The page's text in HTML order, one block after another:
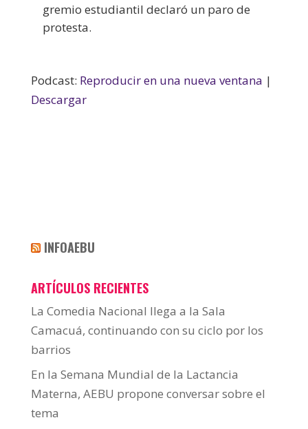
gremio estudiantil declaró un paro de
protesta.
Podcast: Reproducir en una nueva ventana |
Descargar
INFOAEBU
ARTÍCULOS RECIENTES
La Comedia Nacional llega a la Sala
Camacuá, continuando con su ciclo por los
barrios
En la Semana Mundial de la Lactancia
Materna, AEBU propone conversar sobre el
tema